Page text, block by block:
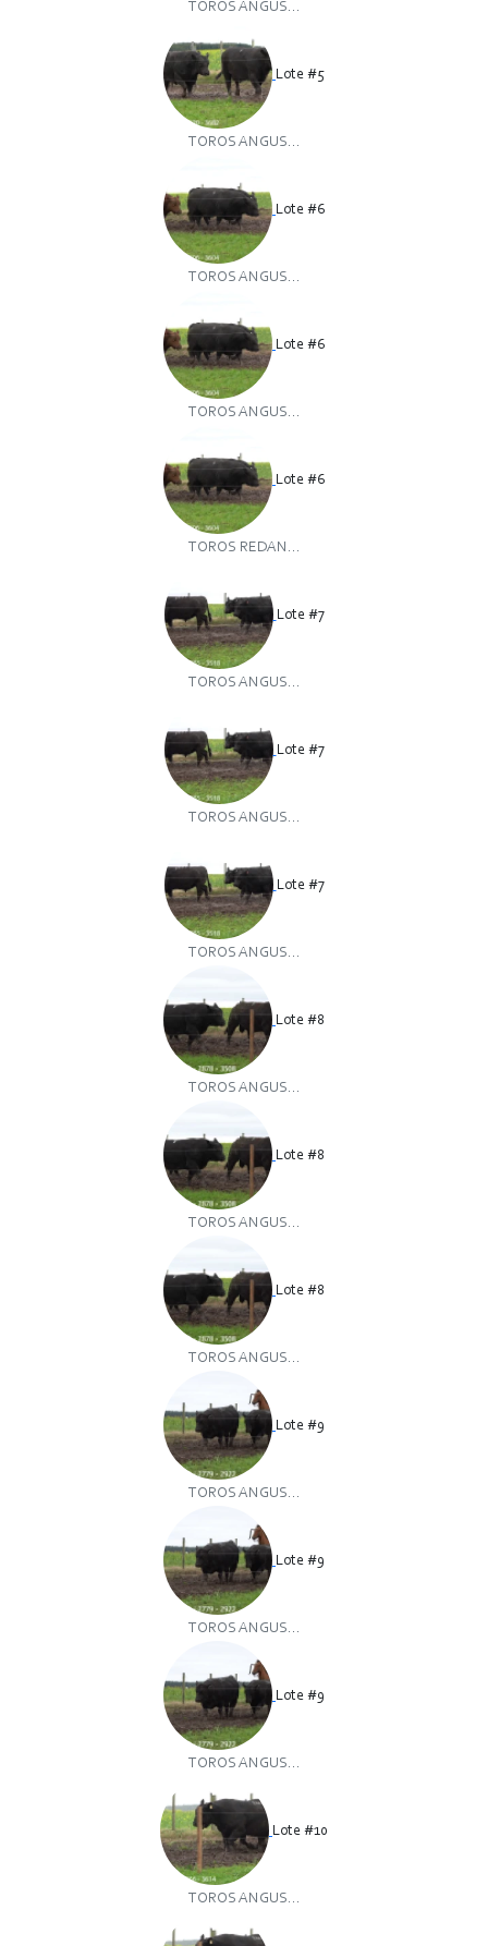
TOROS ANGUS...
Lote #5
TOROS ANGUS...
Lote #6
TOROS ANGUS...
Lote #6
TOROS ANGUS...
Lote #6
TOROS REDAN...
Lote #7
TOROS ANGUS...
Lote #7
TOROS ANGUS...
Lote #7
TOROS ANGUS...
Lote #8
TOROS ANGUS...
Lote #8
TOROS ANGUS...
Lote #8
TOROS ANGUS...
Lote #9
TOROS ANGUS...
Lote #9
TOROS ANGUS...
Lote #9
TOROS ANGUS...
Lote #10
TOROS ANGUS...